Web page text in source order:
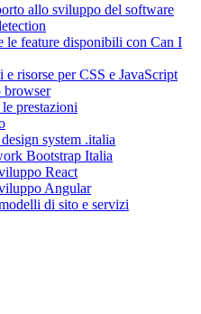
allo sviluppo del software
le feature disponibili con Can I
e risorse per CSS e JavaScript
browser
prestazioni
system .italia
Bootstrap Italia
React
Angular
di sito e servizi